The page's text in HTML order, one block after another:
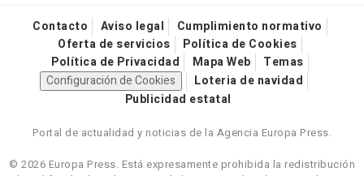
Contacto Aviso legal
Cumplimiento normativo
Oferta de servicios
Política de Cookies
Política de Privacidad
Mapa Web
Temas
Configuración de Cookies
Loteria de navidad
Publicidad estatal
Portal de actualidad y noticias de la Agencia Europa Press.
© 2026 Europa Press. Está expresamente prohibida la redistribución